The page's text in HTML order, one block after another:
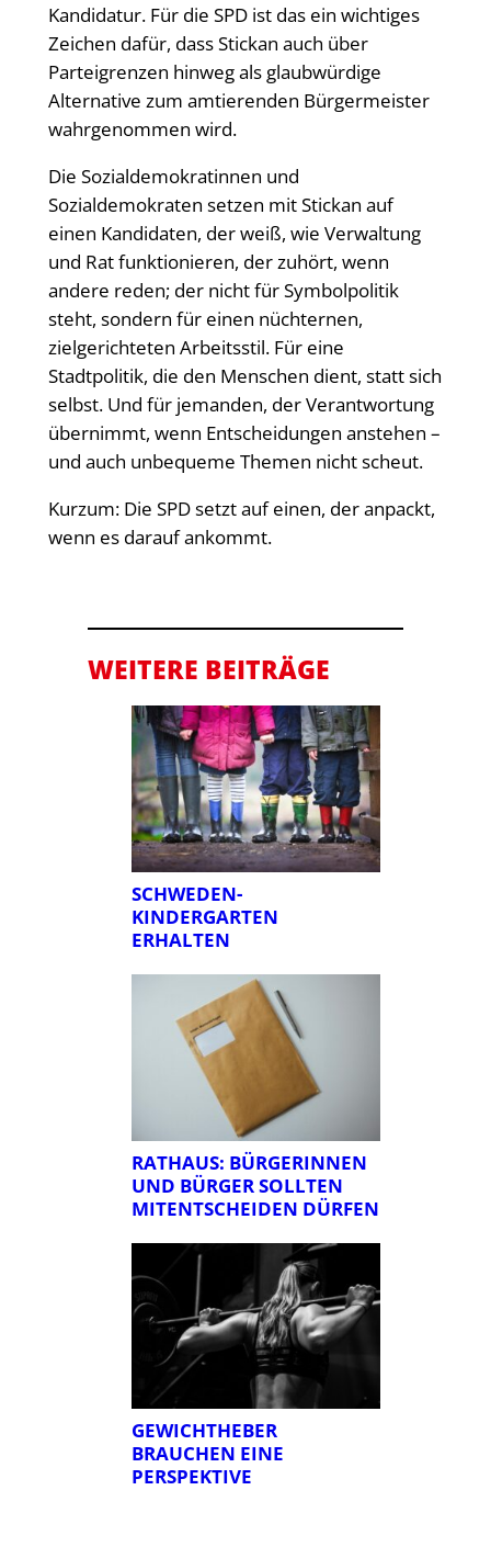
Kandidatur. Für die SPD ist das ein wichtiges
Zeichen dafür, dass Stickan auch über
Parteigrenzen hinweg als glaubwürdige
Alternative zum amtierenden Bürgermeister
wahrgenommen wird.
Die Sozialdemokratinnen und
Sozialdemokraten setzen mit Stickan auf
einen Kandidaten, der weiß, wie Verwaltung
und Rat funktionieren, der zuhört, wenn
andere reden; der nicht für Symbolpolitik
steht, sondern für einen nüchternen,
zielgerichteten Arbeitsstil. Für eine
Stadtpolitik, die den Menschen dient, statt sich
selbst. Und für jemanden, der Verantwortung
übernimmt, wenn Entscheidungen anstehen –
und auch unbequeme Themen nicht scheut.
Kurzum: Die SPD setzt auf einen, der anpackt,
wenn es darauf ankommt.
WEITERE BEITRÄGE
SCHWEDEN-
KINDERGARTEN
ERHALTEN
RATHAUS: BÜRGERINNEN
UND BÜRGER SOLLTEN
MITENTSCHEIDEN DÜRFEN
GEWICHTHEBER
BRAUCHEN EINE
PERSPEKTIVE